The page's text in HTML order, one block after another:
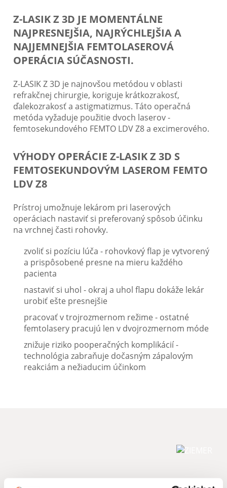
Z-LASIK Z 3D JE MOMENTÁLNE
NAJPRESNEJŠIA, NAJRÝCHLEJŠIA A
NAJJEMNEJŠIA FEMTOLASEROVÁ
OPERÁCIA SÚČASNOSTI.
Z-LASIK Z 3D je najnovšou metódou v oblasti
refrakčnej chirurgie, koriguje krátkozrakosť,
ďalekozrakosť a astigmatizmus. Táto operačná
metóda vyžaduje použitie dvoch laserov -
femtosekundového FEMTO LDV Z8 a excimerového.
VÝHODY OPERÁCIE Z-LASIK Z 3D S
FEMTOSEKUNDOVÝM LASEROM FEMTO
LDV Z8
Prístroj umožnuje lekárom pri laserových
operáciach nastaviť si preferovaný spôsob účinku
na vrchnej časti rohovky.
zvoliť si pozíciu lúča - rohovkový flap je vytvorený
a prispôsobené presne na mieru každého
pacienta
nastaviť si uhol - okraj a uhol flapu dokáže lekár
urobiť ešte presnejšie
pracovať v trojrozmernom režime - ostatné
femtolasery pracujú len v dvojrozmernom móde
znižuje riziko pooperačných komplikácií -
technológia zabraňuje dočasným zápalovým
reakciám a nežiaducim účinkom